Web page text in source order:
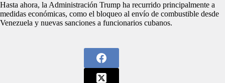
Hasta ahora, la Administración Trump ha recurrido principalmente a
medidas económicas, como el bloqueo al envío de combustible desde
Venezuela y nuevas sanciones a funcionarios cubanos.